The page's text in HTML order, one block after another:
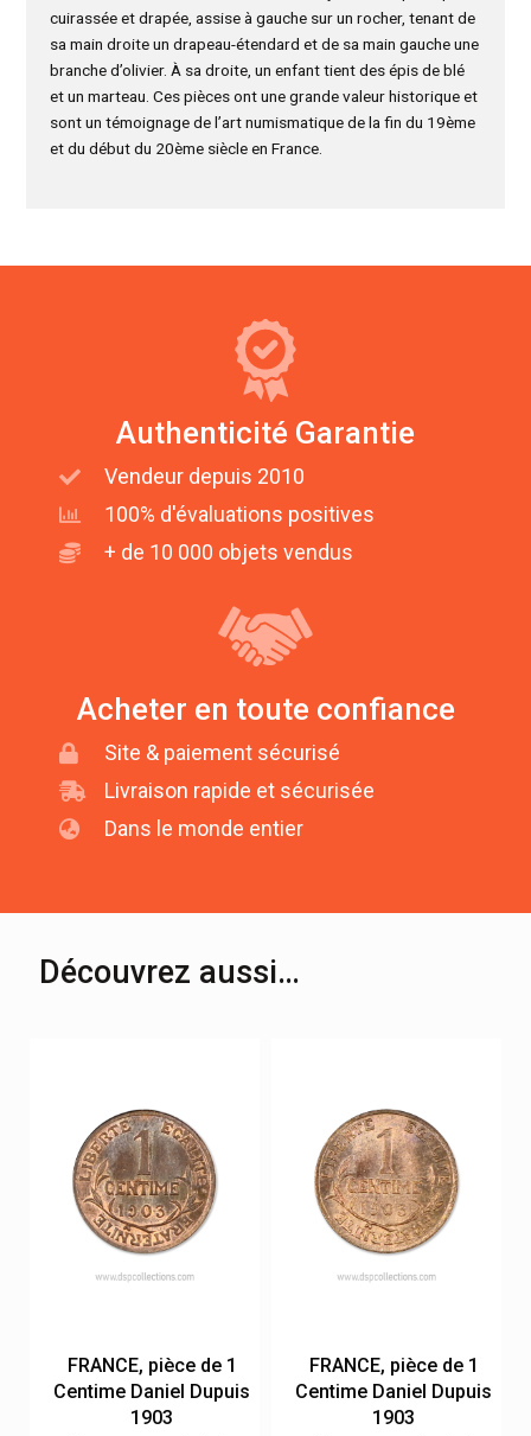
cuirassée et drapée, assise à gauche sur un rocher, tenant de
sa main droite un drapeau-étendard et de sa main gauche une
branche d’olivier. À sa droite, un enfant tient des épis de blé
et un marteau. Ces pièces ont une grande valeur historique et
sont un témoignage de l’art numismatique de la fin du 19ème
et du début du 20ème siècle en France.
Authenticité Garantie
Vendeur depuis 2010
100% d'évaluations positives
+ de 10 000 objets vendus
Acheter en toute confiance
Site & paiement sécurisé
Livraison rapide et sécurisée
Dans le monde entier
Découvrez aussi…
FRANCE, pièce de 1
Centime Daniel Dupuis
1903
FRANCE, pièce de 1
Centime Daniel Dupuis
1903